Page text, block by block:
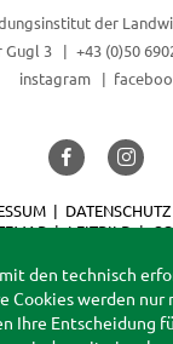
der
Gugl 3 +43 (0)50
instagram
DATENSCHUTZ
LEITBILD
den technisch
Cookies werden
Ihre Entscheidung